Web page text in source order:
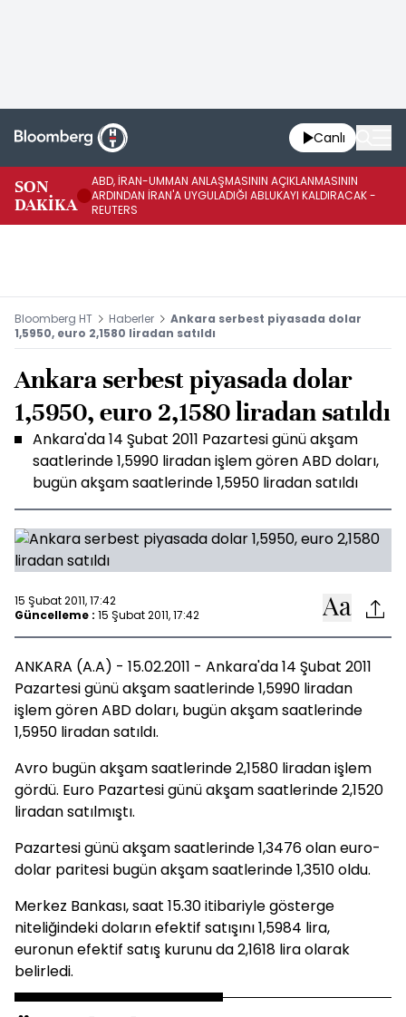
Canlı
SON
DAKİKA
ABD, İRAN-UMMAN ANLAŞMASININ AÇIKLANMASININ
ARDINDAN İRAN'A UYGULADIĞI ABLUKAYI KALDIRACAK -
REUTERS
Bloomberg HT Haberler
Ankara serbest piyasada dolar
1,5950, euro 2,1580 liradan satıldı
Ankara serbest piyasada dolar
1,5950, euro 2,1580 liradan satıldı
Ankara'da 14 Şubat 2011 Pazartesi günü akşam
saatlerinde 1,5990 liradan işlem gören ABD doları,
bugün akşam saatlerinde 1,5950 liradan satıldı
15 Şubat 2011, 17:42
Güncelleme : 15 Şubat 2011, 17:42
ANKARA (A.A) - 15.02.2011 - Ankara'da 14 Şubat 2011
Pazartesi günü akşam saatlerinde 1,5990 liradan
işlem gören ABD doları, bugün akşam saatlerinde
1,5950 liradan satıldı.
Avro bugün akşam saatlerinde 2,1580 liradan işlem
gördü. Euro Pazartesi günü akşam saatlerinde 2,1520
liradan satılmıştı.
Pazartesi günü akşam saatlerinde 1,3476 olan euro-
dolar paritesi bugün akşam saatlerinde 1,3510 oldu.
Merkez Bankası, saat 15.30 itibariyle gösterge
niteliğindeki doların efektif satışını 1,5984 lira,
euronun efektif satış kurunu da 2,1618 lira olarak
belirledi.